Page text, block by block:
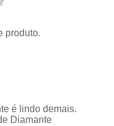
produto.
é lindo demais.
Diamante